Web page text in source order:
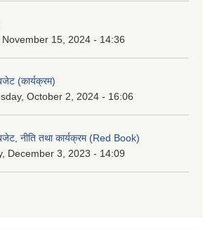
November 15, 2024 - 14:36
(कार्यक्रम)
October 2, 2024 - 16:06
नीति तथा कार्यक्रम (Red Book)
December 3, 2023 - 14:09